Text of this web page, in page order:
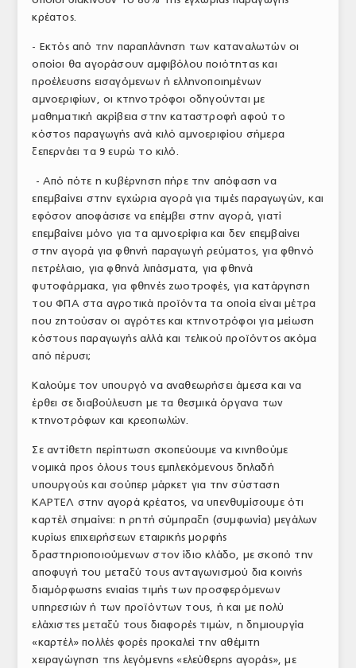
κρέατος.
- Εκτός από την παραπλάνηση των καταναλωτών οι
οποίοι θα αγοράσουν αμφιβόλου ποιότητας και
προέλευσης εισαγόμενων ή ελληνοποιημένων
αμνοεριφίων, οι κτηνοτρόφοι οδηγούνται με
μαθηματική ακρίβεια στην καταστροφή αφού το
κόστος παραγωγής ανά κιλό αμνοεριφίου σήμερα
ξεπερνάει τα 9 ευρώ το κιλό.
- Από πότε η κυβέρνηση πήρε την απόφαση να
επεμβαίνει στην εγχώρια αγορά για τιμές παραγωγών, και
εφόσον αποφάσισε να επέμβει στην αγορά, γιατί
επεμβαίνει μόνο για τα αμνοερίφια και δεν επεμβαίνει
στην αγορά για φθηνή παραγωγή ρεύματος, για φθηνό
πετρέλαιο, για φθηνά λιπάσματα, για φθηνά
φυτοφάρμακα, για φθηνές ζωοτροφές, για κατάργηση
του ΦΠΑ στα αγροτικά προϊόντα τα οποία είναι μέτρα
που ζητούσαν οι αγρότες και κτηνοτρόφοι για μείωση
κόστους παραγωγής αλλά και τελικού προϊόντος ακόμα
από πέρυσι;
Καλούμε τον υπουργό να αναθεωρήσει άμεσα και να
έρθει σε διαβούλευση με τα θεσμικά όργανα των
κτηνοτρόφων και κρεοπωλών.
Σε αντίθετη περίπτωση σκοπεύουμε να κινηθούμε
νομικά προς όλους τους εμπλεκόμενους δηλαδή
υπουργούς και σούπερ μάρκετ για την σύσταση
ΚΑΡΤΕΛ στην αγορά κρέατος, να υπενθυμίσουμε ότι
καρτέλ σημαίνει: η ρητή σύμπραξη (συμφωνία) μεγάλων
κυρίως επιχειρήσεων εταιρικής μορφής
δραστηριοποιούμενων στον ίδιο κλάδο, με σκοπό την
αποφυγή του μεταξύ τους ανταγωνισμού δια κοινής
διαμόρφωσης ενιαίας τιμής των προσφερόμενων
υπηρεσιών ή των προϊόντων τους, ή και με πολύ
ελάχιστες μεταξύ τους διαφορές τιμών, η δημιουργία
«καρτέλ» πολλές φορές προκαλεί την αθέμιτη
χειραγώγηση της λεγόμενης «ελεύθερης αγοράς», με